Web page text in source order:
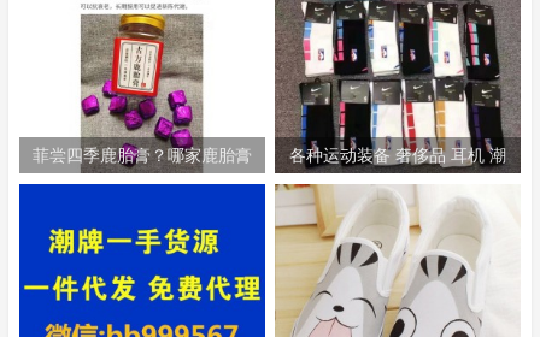
菲尝四季鹿胎膏？哪家鹿胎膏
各种运动装备 奢侈品 耳机 潮
牌 鞋 包等应有尽有！